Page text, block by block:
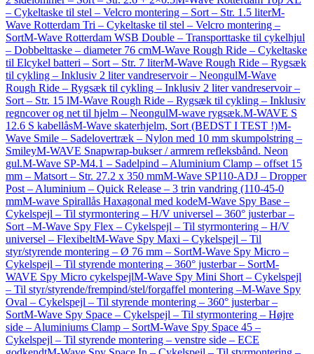
– Cykeltaske til stel – Velcro montering – Sort – Str. 1.5 literM-
Wave Rotterdam Tri – Cykeltaske til stel – Velcro montering –
SortM-Wave Rotterdam WSB Double – Transporttaske til cykelhjul
– Dobbelttaske – diameter 76 cmM-Wave Rough Ride – Cykeltaske
til Elcykel batteri – Sort – Str. 7 literM-Wave Rough Ride – Rygsæk
til cykling – Inklusiv 2 liter vandreservoir – NeongulM-Wave
Rough Ride – Rygsæk til cykling – Inklusiv 2 liter vandreservoir –
Sort – Str. 15 lM-Wave Rough Ride – Rygsæk til cykling – Inklusiv
regncover og net til hjelm – NeongulM-wave rygsæk.M-WAVE S
12.6 S kabellåsM-Wave skaterhjelm, Sort (BEDST I TEST !)M-
Wave Smile – Sadelovertræk – Nylon med 10 mm skumpolstring –
SmileyM-WAVE Snapwrap-bukser / armrem refleksbånd. Neon
gul.M-Wave SP-M4.1 – Sadelpind – Aluminium Clamp – offset 15
mm – Matsort – Str. 27.2 x 350 mmM-Wave SP110-ADJ – Dropper
Post – Aluminium – Quick Release – 3 trin vandring (110-45-0
mmM-wave Spirallås Haxagonal med kodeM-Wave Spy Base –
Cykelspejl – Til styrmontering – H/V universel – 360° justerbar –
Sort –M-Wave Spy Flex – Cykelspejl – Til styrmontering – H/V
universel – FlexibeltM-Wave Spy Maxi – Cykelspejl – Til
styr/styrende montering – Ø 76 mm – SortM-Wave Spy Micro –
Cykelspejl – Til styrende montering – 360° justerbar – SortM-
WAVE Spy Micro cykelspejlM-Wave Spy Mini Short – Cykelspejl
– Til styr/styrende/frempind/stel/forgaffel montering –M-Wave Spy
Oval – Cykelspejl – Til styrende montering – 360° justerbar –
SortM-Wave Spy Space – Cykelspejl – Til styrmontering – Højre
side – Aluminiums Clamp – SortM-Wave Spy Space 45 –
Cykelspejl – Til styrende montering – venstre side – ECE